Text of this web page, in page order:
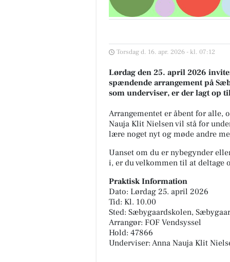
Torsdag d. 16. apr. 2026 - kl. 07:12
Lørdag den 25. april 2026
spændende arrangement på
som underviser, er der lagt op
Arrangementet er åbent for alle,
Nauja Klit Nielsen vil stå for
lære noget nyt og møde andre
Uanset om du er nybegynder
i, er du velkommen til at deltage
Praktisk Information
Dato: Lørdag 25. april 2026
Tid: Kl. 10.00
Sted: Sæbygaardskolen,
Arrangør: FOF Vendsyssel
Hold: 47866
Underviser: Anna Nauja Klit